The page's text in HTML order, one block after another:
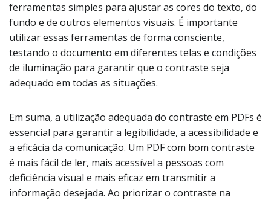
ferramentas simples para ajustar as cores do texto, do
fundo e de outros elementos visuais. É importante
utilizar essas ferramentas de forma consciente,
testando o documento em diferentes telas e condições
de iluminação para garantir que o contraste seja
adequado em todas as situações.
Em suma, a utilização adequada do contraste em PDFs é
essencial para garantir a legibilidade, a acessibilidade e
a eficácia da comunicação. Um PDF com bom contraste
é mais fácil de ler, mais acessível a pessoas com
deficiência visual e mais eficaz em transmitir a
informação desejada. Ao priorizar o contraste na